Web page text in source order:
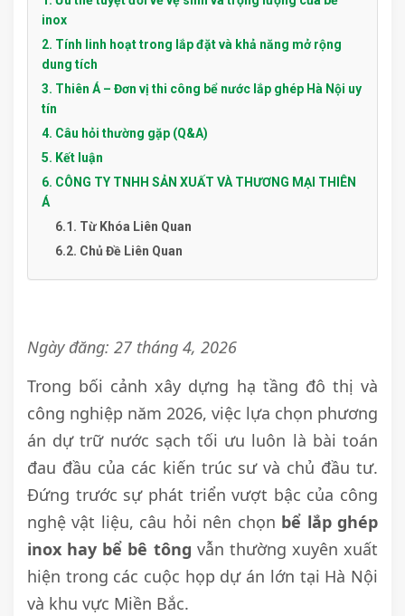
inox
2. Tính linh hoạt trong lắp đặt và khả năng mở rộng
dung tích
3. Thiên Á – Đơn vị thi công bể nước lắp ghép Hà Nội uy
tín
4. Câu hỏi thường gặp (Q&A)
5. Kết luận
6. CÔNG TY TNHH SẢN XUẤT VÀ THƯƠNG MẠI THIÊN
Á
6.1. Từ Khóa Liên Quan
6.2. Chủ Đề Liên Quan
Ngày đăng: 27 tháng 4, 2026
Trong bối cảnh xây dựng hạ tầng đô thị và
công nghiệp năm 2026, việc lựa chọn phương
án dự trữ nước sạch tối ưu luôn là bài toán
đau đầu của các kiến trúc sư và chủ đầu tư.
Đứng trước sự phát triển vượt bậc của công
nghệ vật liệu, câu hỏi nên chọn bể lắp ghép
inox hay bể bê tông vẫn thường xuyên xuất
hiện trong các cuộc họp dự án lớn tại Hà Nội
và khu vực Miền Bắc.